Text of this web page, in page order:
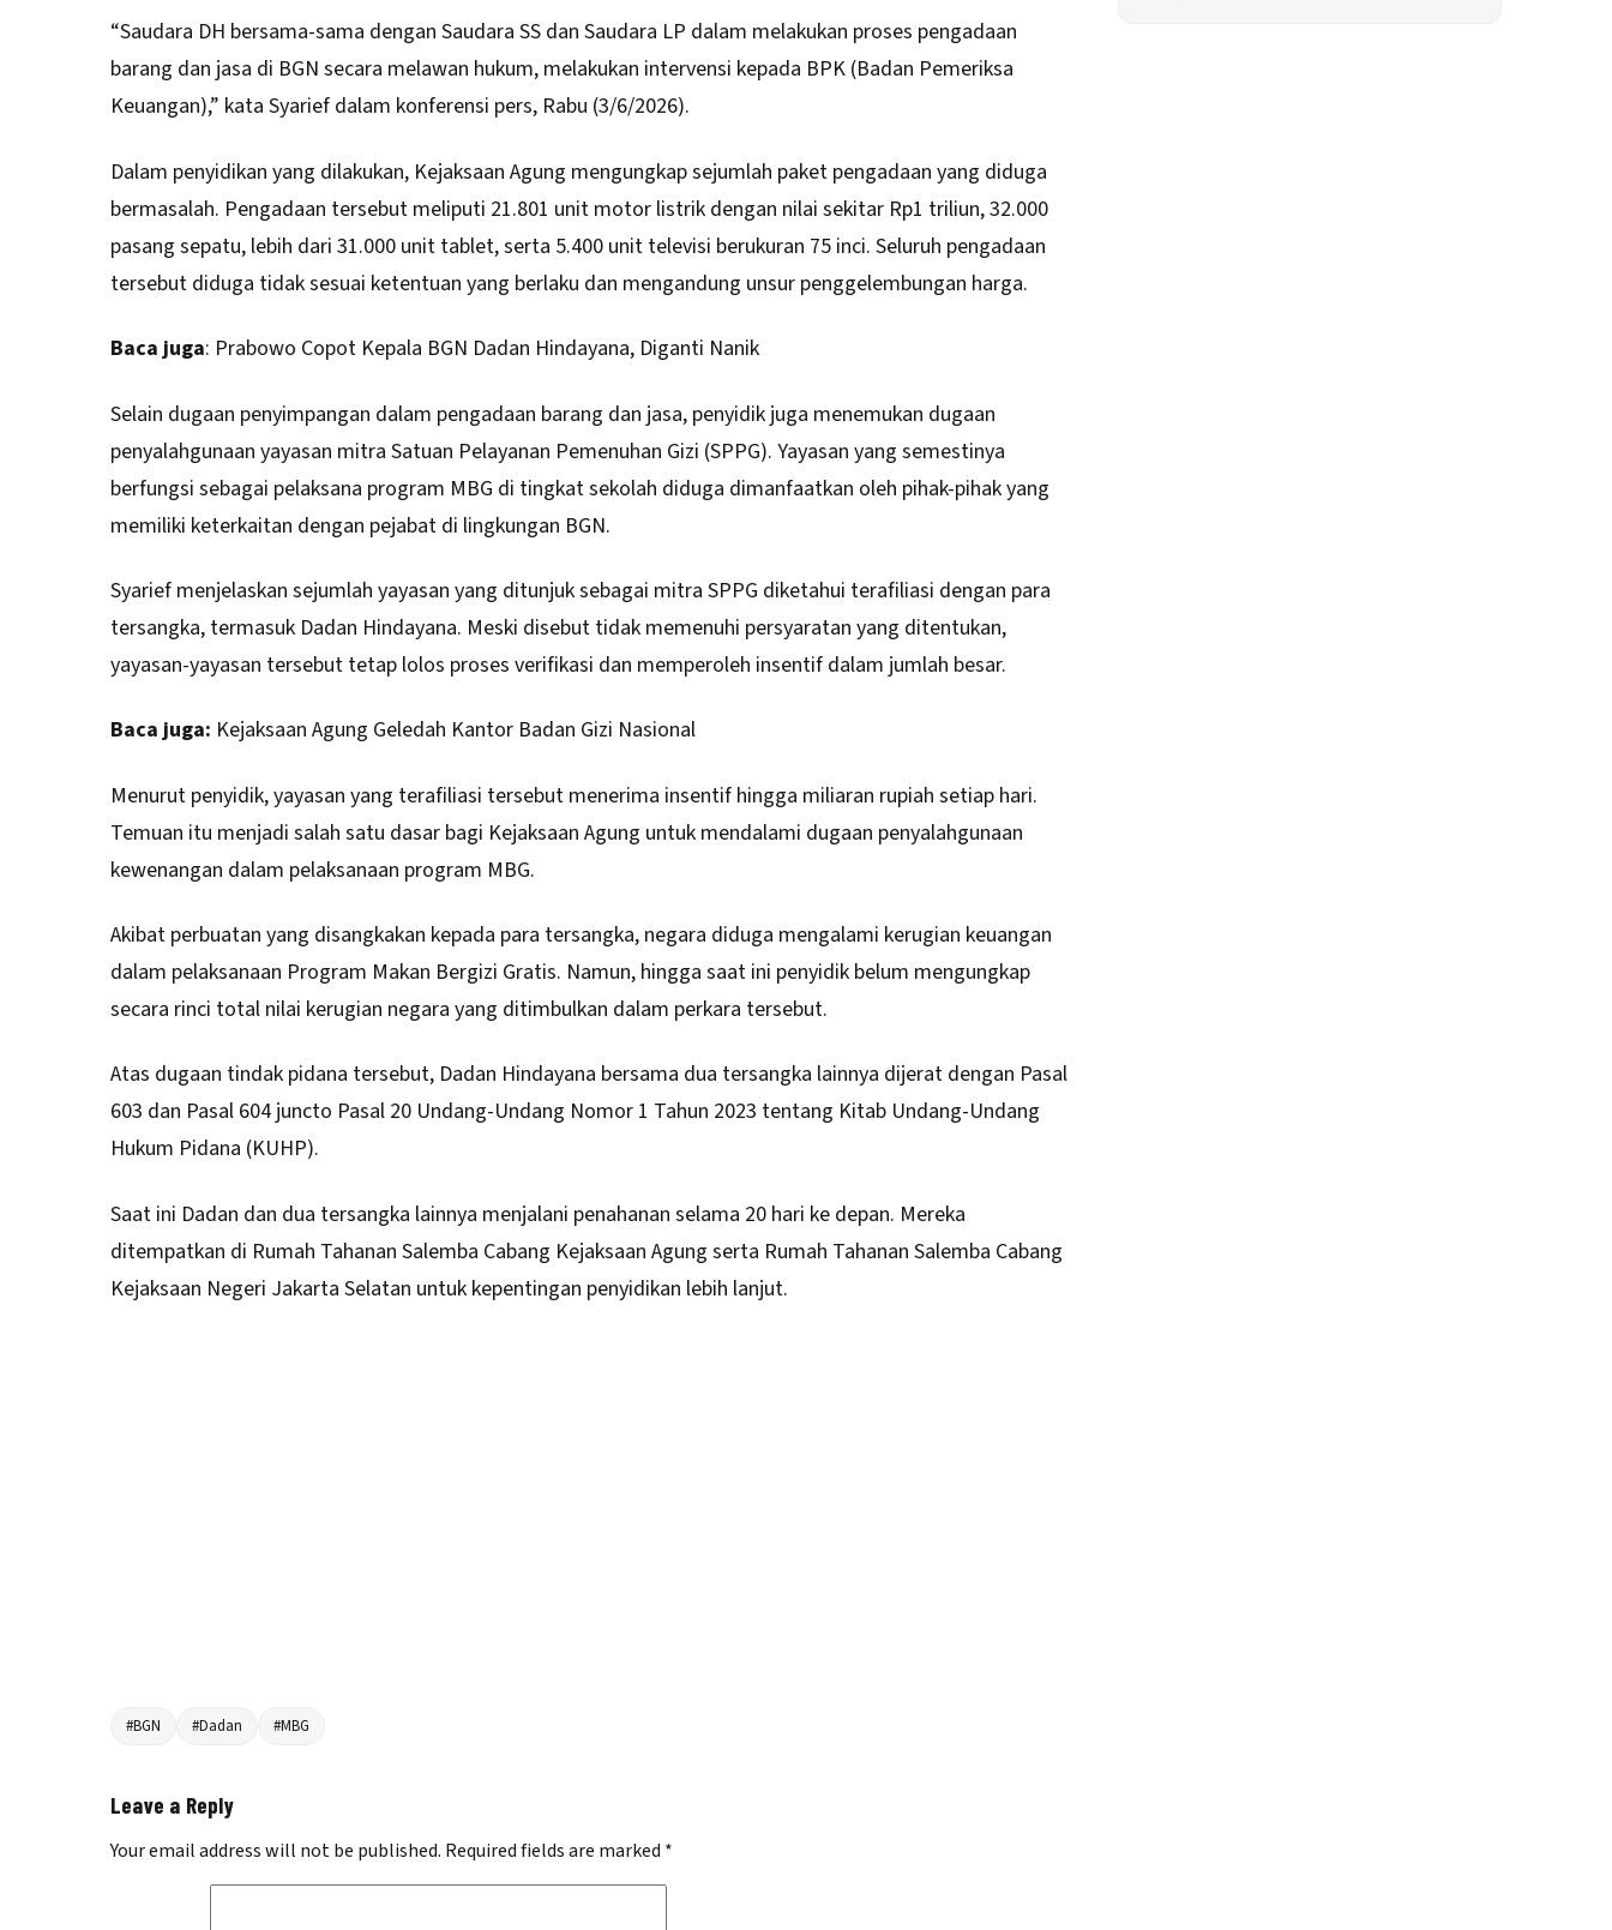
“Saudara DH bersama-sama dengan Saudara SS dan Saudara LP dalam melakukan proses pengadaan
barang dan jasa di BGN secara melawan hukum, melakukan intervensi kepada BPK (Badan Pemeriksa
Keuangan),” kata Syarief dalam konferensi pers, Rabu (3/6/2026).
Dalam penyidikan yang dilakukan, Kejaksaan Agung mengungkap sejumlah paket pengadaan yang diduga
bermasalah. Pengadaan tersebut meliputi 21.801 unit motor listrik dengan nilai sekitar Rp1 triliun, 32.000
pasang sepatu, lebih dari 31.000 unit tablet, serta 5.400 unit televisi berukuran 75 inci. Seluruh pengadaan
tersebut diduga tidak sesuai ketentuan yang berlaku dan mengandung unsur penggelembungan harga.
Baca juga: Prabowo Copot Kepala BGN Dadan Hindayana, Diganti Nanik
Selain dugaan penyimpangan dalam pengadaan barang dan jasa, penyidik juga menemukan dugaan
penyalahgunaan yayasan mitra Satuan Pelayanan Pemenuhan Gizi (SPPG). Yayasan yang semestinya
berfungsi sebagai pelaksana program MBG di tingkat sekolah diduga dimanfaatkan oleh pihak-pihak yang
memiliki keterkaitan dengan pejabat di lingkungan BGN.
Syarief menjelaskan sejumlah yayasan yang ditunjuk sebagai mitra SPPG diketahui terafiliasi dengan para
tersangka, termasuk Dadan Hindayana. Meski disebut tidak memenuhi persyaratan yang ditentukan,
yayasan-yayasan tersebut tetap lolos proses verifikasi dan memperoleh insentif dalam jumlah besar.
Baca juga: Kejaksaan Agung Geledah Kantor Badan Gizi Nasional
Menurut penyidik, yayasan yang terafiliasi tersebut menerima insentif hingga miliaran rupiah setiap hari.
Temuan itu menjadi salah satu dasar bagi Kejaksaan Agung untuk mendalami dugaan penyalahgunaan
kewenangan dalam pelaksanaan program MBG.
Akibat perbuatan yang disangkakan kepada para tersangka, negara diduga mengalami kerugian keuangan
dalam pelaksanaan Program Makan Bergizi Gratis. Namun, hingga saat ini penyidik belum mengungkap
secara rinci total nilai kerugian negara yang ditimbulkan dalam perkara tersebut.
Atas dugaan tindak pidana tersebut, Dadan Hindayana bersama dua tersangka lainnya dijerat dengan Pasal
603 dan Pasal 604 juncto Pasal 20 Undang-Undang Nomor 1 Tahun 2023 tentang Kitab Undang-Undang
Hukum Pidana (KUHP).
Saat ini Dadan dan dua tersangka lainnya menjalani penahanan selama 20 hari ke depan. Mereka
ditempatkan di Rumah Tahanan Salemba Cabang Kejaksaan Agung serta Rumah Tahanan Salemba Cabang
Kejaksaan Negeri Jakarta Selatan untuk kepentingan penyidikan lebih lanjut.
#BGN #Dadan #MBG
Leave a Reply
Your email address will not be published. Required fields are marked *